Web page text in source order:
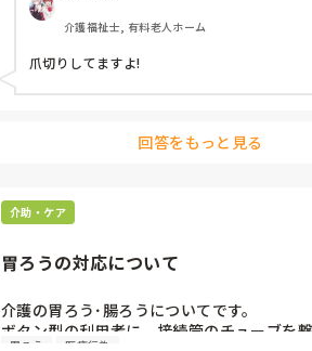
介護福祉士, 有料老人ホーム
爪切りしてますよ!
回答をもっと見る
介助・ケア
胃ろうの対応について
介護の胃ろう･腸ろうについてです。
ボタン型の利用者に、接続管のチューブを
胃ろう 医療行為